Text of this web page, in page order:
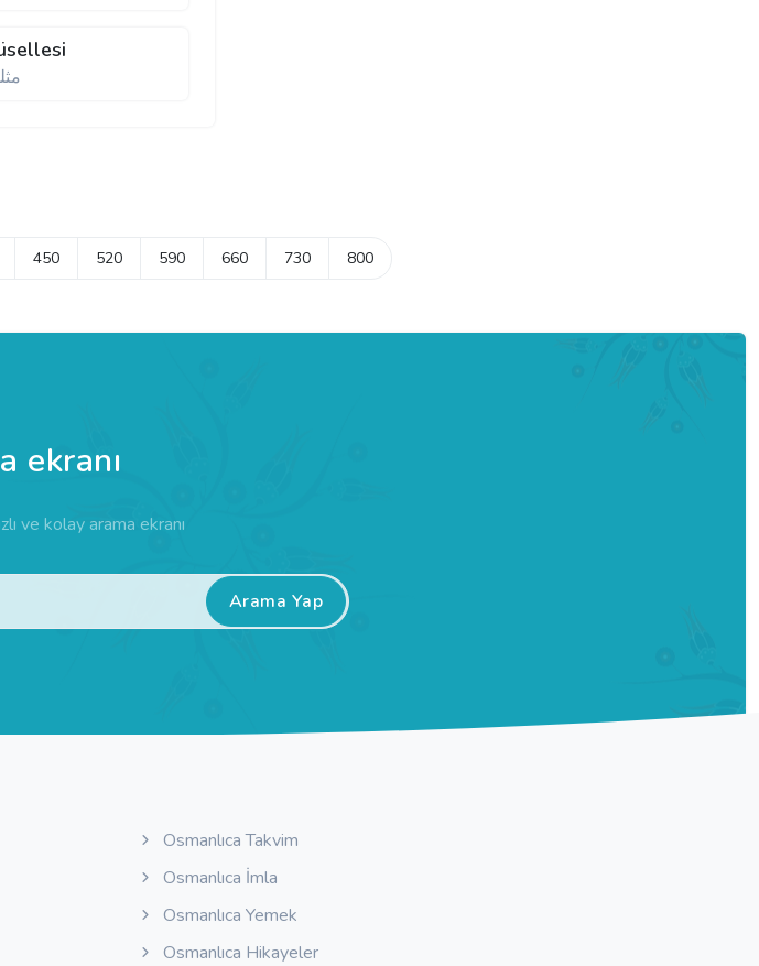
450 520 590 660 730 800
ekranı
ve kolay arama ekranı
Arama Yap
Osmanlıca Takvim
Osmanlıca İmla
Osmanlıca Yemek
Osmanlıca Hikayeler